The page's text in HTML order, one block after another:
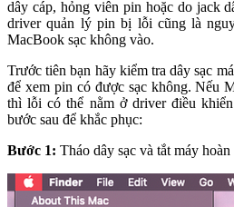
dây cáp, hỏng viên pin hoặc do jack
driver quản lý pin bị lỗi cũng là
MacBook sạc không vào.
Trước tiên bạn hãy kiểm tra dây sạc
để xem pin có được sạc không. Nếu
thì lỗi có thể nằm ở driver điều
bước sau để khắc phục:
Bước 1: Tháo dây sạc và tắt máy hoàn